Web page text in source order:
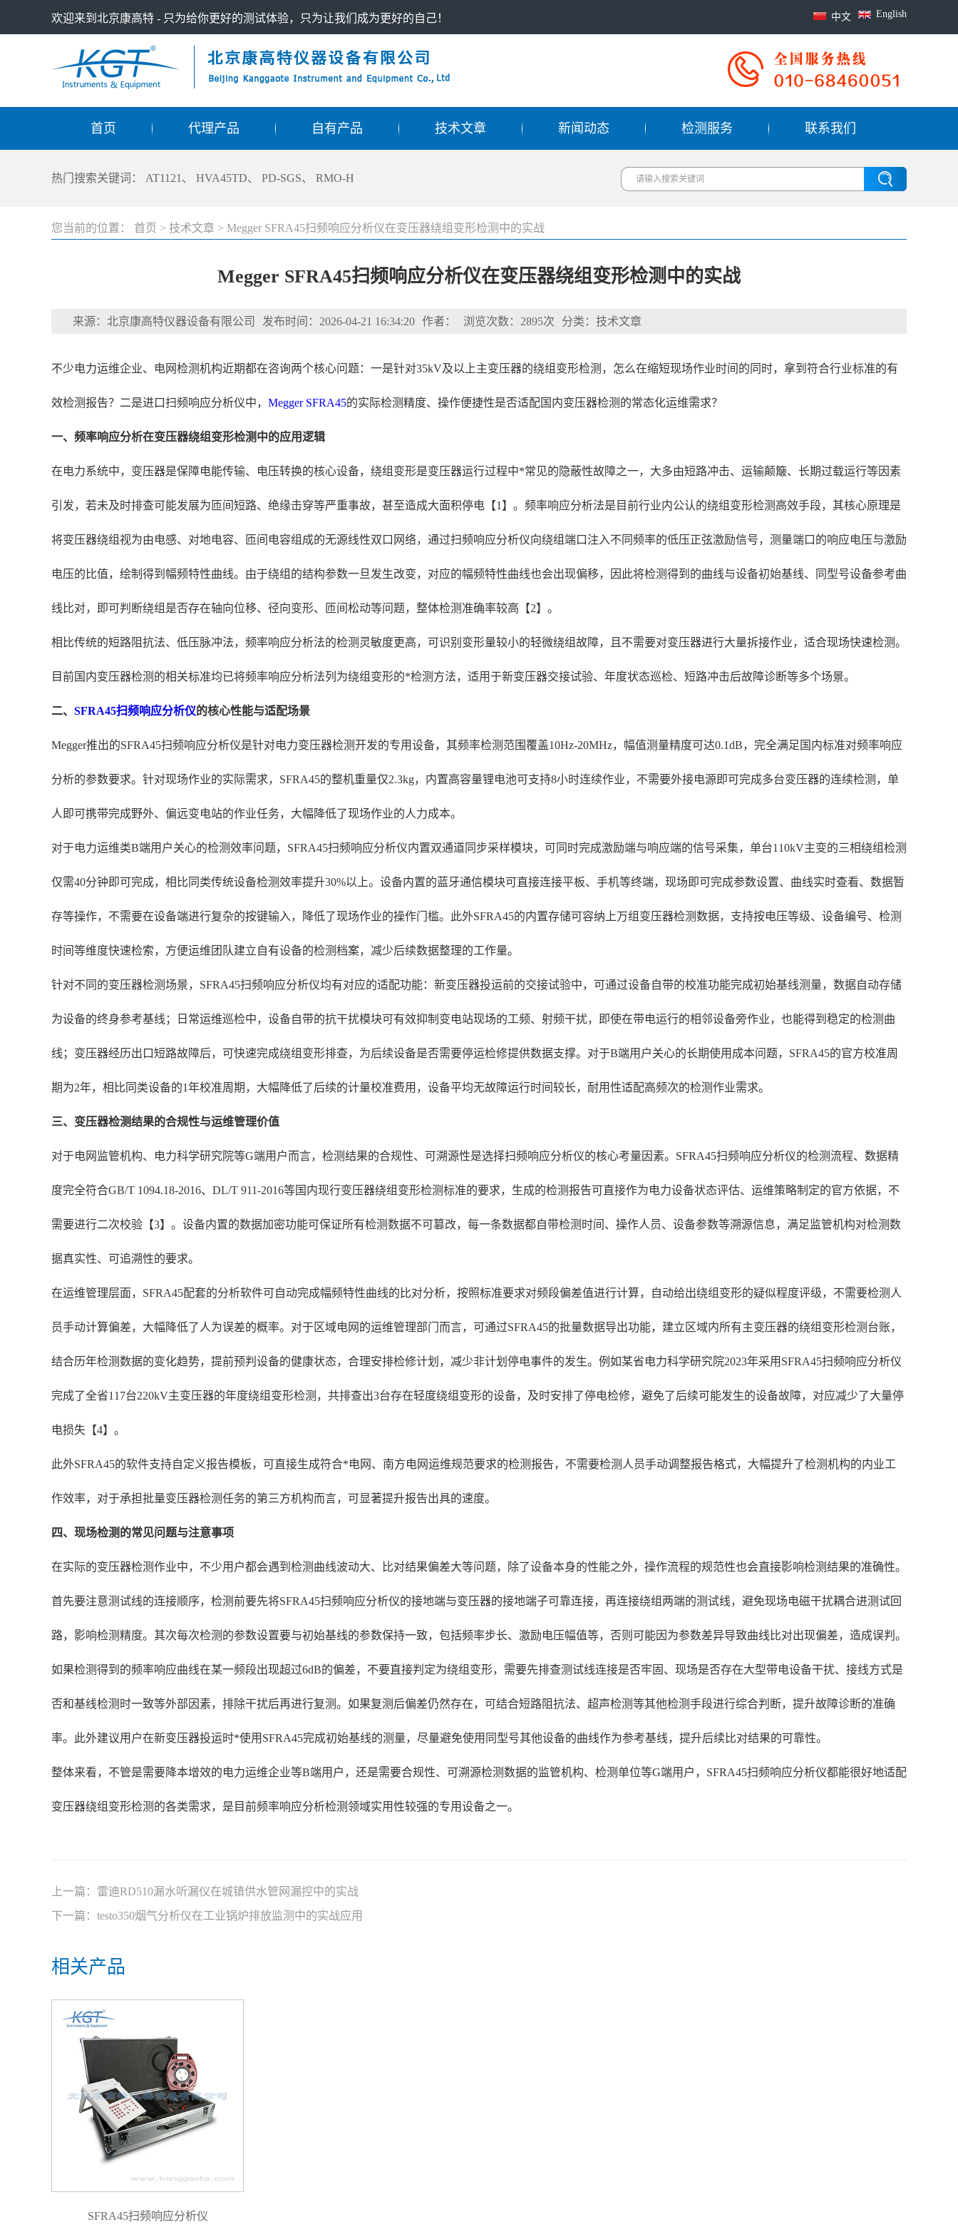
欢迎来到北京康高特 - 只为给你更好的测试体验，只为让我们成为更好的自己！ English
中文
首页 代理产品 自有产品 技术文章 新闻动态 检测服务 联系我们
热门搜索关键词： AT1121 、 HVA45TD、 PD-SGS、 RMO-H
您当前的位置： 首页 > 技术文章 > Megger SFRA45扫频响应分析仪在变压器绕组变形检测中的实战
Megger SFRA45扫频响应分析仪在变压器绕组变形检测中的实战
来源：北京康高特仪器设备有限公司 发布时间：2026-04-21 16:34:20 作者： 浏览次数：2895次 分类：技术文章
不少电力运维企业、电网检测机构近期都在咨询两个核心问题：一是针对35kV及以上主变压器的绕组变形检测，怎么在缩短现场作业时间的同时，拿到符合行业标准的有
效检测报告？二是进口扫频响应分析仪中， Megger SFRA45的实际检测精度、操作便捷性是否适配国内变压器检测的常态化运维需求？
一、频率响应分析在变压器绕组变形检测中的应用逻辑
在电力系统中，变压器是保障电能传输、电压转换的核心设备，绕组变形是变压器运行过程中*常见的隐蔽性故障之一，大多由短路冲击、运输颠簸、长期过载运行等因素
引发，若未及时排查可能发展为匝间短路、绝缘击穿等严重事故，甚至造成大面积停电【1】。频率响应分析法是目前行业内公认的绕组变形检测高效手段，其核心原理是
将变压器绕组视为由电感、对地电容、匝间电容组成的无源线性双口网络，通过扫频响应分析仪向绕组端口注入不同频率的低压正弦激励信号，测量端口的响应电压与激励
电压的比值，绘制得到幅频特性曲线。由于绕组的结构参数一旦发生改变，对应的幅频特性曲线也会出现偏移，因此将检测得到的曲线与设备初始基线、同型号设备参考曲
线比对，即可判断绕组是否存在轴向位移、径向变形、匝间松动等问题，整体检测准确率较高【2】。
相比传统的短路阻抗法、低压脉冲法，频率响应分析法的检测灵敏度更高，可识别变形量较小的轻微绕组故障，且不需要对变压器进行大量拆接作业，适合现场快速检测。
目前国内变压器检测的相关标准均已将频率响应分析法列为绕组变形的*检测方法，适用于新变压器交接试验、年度状态巡检、短路冲击后故障诊断等多个场景。
二、 SFRA45扫频响应分析仪的核心性能与适配场景
Megger推出的SFRA45扫频响应分析仪是针对电力变压器检测开发的专用设备，其频率检测范围覆盖10Hz-20MHz，幅值测量精度可达0.1dB，完全满足国内标准对频率响应
分析的参数要求。针对现场作业的实际需求，SFRA45的整机重量仅2.3kg，内置高容量锂电池可支持8小时连续作业，不需要外接电源即可完成多台变压器的连续检测，单
人即可携带完成野外、偏远变电站的作业任务，大幅降低了现场作业的人力成本。
对于电力运维类B端用户关心的检测效率问题，SFRA45扫频响应分析仪内置双通道同步采样模块，可同时完成激励端与响应端的信号采集，单台110kV主变的三相绕组检测
仅需40分钟即可完成，相比同类传统设备检测效率提升30%以上。设备内置的蓝牙通信模块可直接连接平板、手机等终端，现场即可完成参数设置、曲线实时查看、数据暂
存等操作，不需要在设备端进行复杂的按键输入，降低了现场作业的操作门槛。此外SFRA45的内置存储可容纳上万组变压器检测数据，支持按电压等级、设备编号、检测
时间等维度快速检索，方便运维团队建立自有设备的检测档案，减少后续数据整理的工作量。
针对不同的变压器检测场景，SFRA45扫频响应分析仪均有对应的适配功能：新变压器投运前的交接试验中，可通过设备自带的校准功能完成初始基线测量，数据自动存储
为设备的终身参考基线；日常运维巡检中，设备自带的抗干扰模块可有效抑制变电站现场的工频、射频干扰，即使在带电运行的相邻设备旁作业，也能得到稳定的检测曲
线；变压器经历出口短路故障后，可快速完成绕组变形排查，为后续设备是否需要停运检修提供数据支撑。对于B端用户关心的长期使用成本问题，SFRA45的官方校准周
期为2年，相比同类设备的1年校准周期，大幅降低了后续的计量校准费用，设备平均无故障运行时间较长，耐用性适配高频次的检测作业需求。
三、变压器检测结果的合规性与运维管理价值
对于电网监管机构、电力科学研究院等G端用户而言，检测结果的合规性、可溯源性是选择扫频响应分析仪的核心考量因素。SFRA45扫频响应分析仪的检测流程、数据精
度完全符合GB/T 1094.18-2016、DL/T 911-2016等国内现行变压器绕组变形检测标准的要求，生成的检测报告可直接作为电力设备状态评估、运维策略制定的官方依据，不
需要进行二次校验【3】。设备内置的数据加密功能可保证所有检测数据不可篡改，每一条数据都自带检测时间、操作人员、设备参数等溯源信息，满足监管机构对检测数
据真实性、可追溯性的要求。
在运维管理层面，SFRA45配套的分析软件可自动完成幅频特性曲线的比对分析，按照标准要求对频段偏差值进行计算，自动给出绕组变形的疑似程度评级，不需要检测人
员手动计算偏差，大幅降低了人为误差的概率。对于区域电网的运维管理部门而言，可通过SFRA45的批量数据导出功能，建立区域内所有主变压器的绕组变形检测台账，
结合历年检测数据的变化趋势，提前预判设备的健康状态，合理安排检修计划，减少非计划停电事件的发生。例如某省电力科学研究院2023年采用SFRA45扫频响应分析仪
完成了全省117台220kV主变压器的年度绕组变形检测，共排查出3台存在轻度绕组变形的设备，及时安排了停电检修，避免了后续可能发生的设备故障，对应减少了大量停
电损失【4】。
此外SFRA45的软件支持自定义报告模板，可直接生成符合*电网、南方电网运维规范要求的检测报告，不需要检测人员手动调整报告格式，大幅提升了检测机构的内业工
作效率，对于承担批量变压器检测任务的第三方机构而言，可显著提升报告出具的速度。
四、现场检测的常见问题与注意事项
在实际的变压器检测作业中，不少用户都会遇到检测曲线波动大、比对结果偏差大等问题，除了设备本身的性能之外，操作流程的规范性也会直接影响检测结果的准确性。
首先要注意测试线的连接顺序，检测前要先将SFRA45扫频响应分析仪的接地端与变压器的接地端子可靠连接，再连接绕组两端的测试线，避免现场电磁干扰耦合进测试回
路，影响检测精度。其次每次检测的参数设置要与初始基线的参数保持一致，包括频率步长、激励电压幅值等，否则可能因为参数差异导致曲线比对出现偏差，造成误判。
如果检测得到的频率响应曲线在某一频段出现超过6dB的偏差，不要直接判定为绕组变形，需要先排查测试线连接是否牢固、现场是否存在大型带电设备干扰、接线方式是
否和基线检测时一致等外部因素，排除干扰后再进行复测。如果复测后偏差仍然存在，可结合短路阻抗法、超声检测等其他检测手段进行综合判断，提升故障诊断的准确
率。此外建议用户在新变压器投运时*使用SFRA45完成初始基线的测量，尽量避免使用同型号其他设备的曲线作为参考基线，提升后续比对结果的可靠性。
整体来看，不管是需要降本增效的电力运维企业等B端用户，还是需要合规性、可溯源检测数据的监管机构、检测单位等G端用户，SFRA45扫频响应分析仪都能很好地适配
变压器绕组变形检测的各类需求，是目前频率响应分析检测领域实用性较强的专用设备之一。
上一篇： 雷迪RD510漏水听漏仪在城镇供水管网漏控中的实战
下一篇： testo350烟气分析仪在工业锅炉排放监测中的实战应用
相关产品
SFRA45扫频响应分析仪